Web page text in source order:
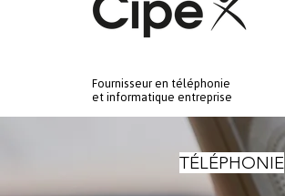
Fournisseur en téléphonie
et informatique entreprise
TÉLÉPHONIE